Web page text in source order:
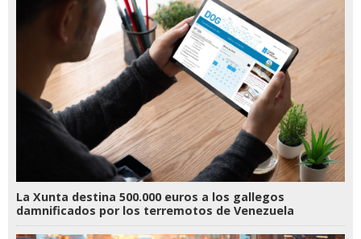
La Xunta destina 500.000 euros a los gallegos
damnificados por los terremotos de Venezuela